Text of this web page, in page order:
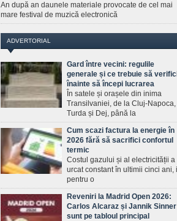
An după an daunele materiale provocate de cel mai
mare festival de muzică electronică
ADVERTORIAL
Gard între vecini: regulile
generale și ce trebuie să
înainte să începi lucrarea
În satele și orașele din inima
Transilvaniei, de la Cluj-Napoca,
Turda și Dej, până la
Cum scazi factura la energie în
2026 fără să sacrifici confortul
termic
Costul gazului și al electricității a
urcat constant în ultimii cinci ani,
pentru o
Reveniri la Madrid Open 2026:
Carlos Alcaraz și Jannik Sinner
sunt pe tabloul principal